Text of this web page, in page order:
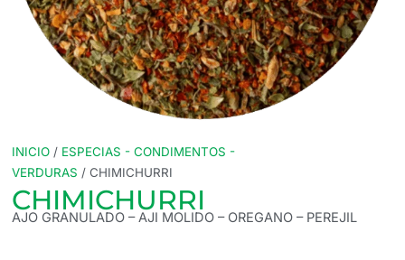
INICIO / ESPECIAS - CONDIMENTOS -
VERDURAS / CHIMICHURRI
CHIMICHURRI
AJO GRANULADO – AJI MOLIDO – OREGANO – PEREJIL